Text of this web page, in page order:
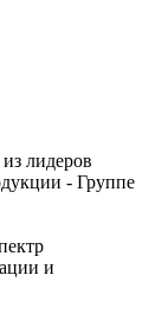
лидеров
- Группе
и